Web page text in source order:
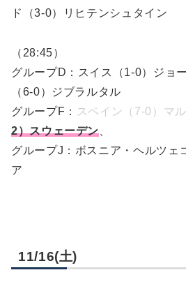
ド（3-0）リヒテンシュタイン
（28:45）
グループD：スイス（1-0）ジョ
（6-0）ジブラルタル
グループF：
スペイン（7-0）マ
2）スウェーデン
グループJ：ボスニア・ヘルツェ
ア
11/16(土)